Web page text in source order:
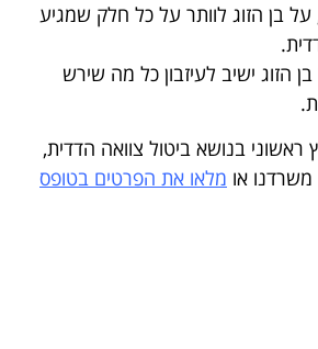
על בן הזוג לוותר על כל חלק שמגיע
הזוג ישיב לעיזבון כל מה שירש
ראשוני בנושא ביטול צוואה הדדית,
או מלאו את הפרטים בטופס